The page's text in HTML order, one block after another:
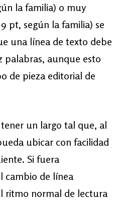
la familia) o muy
pt, según la familia) se
una línea de texto debe
palabras, aunque esto
de pieza editorial de
un largo tal que, al
ubicar con facilidad
Si fuera
cambio de línea
ritmo normal de lectura